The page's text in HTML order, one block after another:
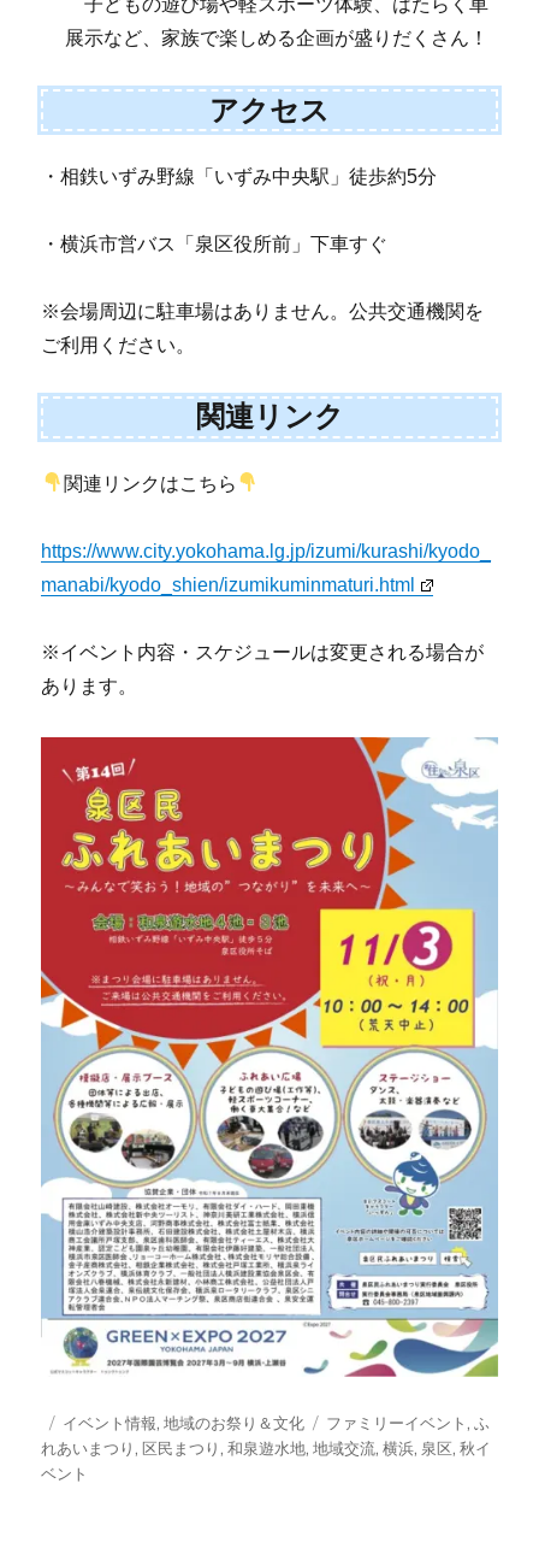
子どもの遊び場や軽スポーツ体験、はたらく車
展示など、家族で楽しめる企画が盛りだくさん！
アクセス
・相鉄いずみ野線「いずみ中央駅」徒歩約5分
・横浜市営バス「泉区役所前」下車すぐ
※会場周辺に駐車場はありません。公共交通機関を
ご利用ください。
関連リンク
関連リンクはこちら
https://www.city.yokohama.lg.jp/izumi/kurashi/kyodo_
manabi/kyodo_shien/izumikuminmaturi.html
※イベント内容・スケジュールは変更される場合が
あります。
投
稿
日:
カ
テ
ゴ
イベント情報,地域のお祭り＆文化
タ
グ
ファミリーイベント ,ふ
れあいまつり ,区民まつり ,和泉遊水地,地域交流,横浜, 泉区,秋イ
ベント